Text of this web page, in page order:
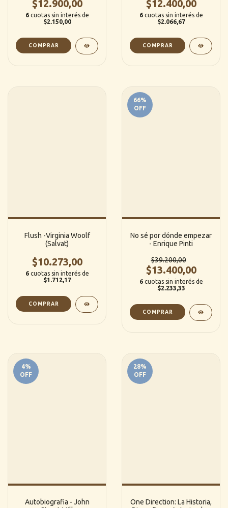
$12.900,00
6 cuotas sin interés de
$2.150,00
$12.400,00
6 cuotas sin interés de
$2.066,67
Flush -Virginia Woolf
(Salvat)
$10.273,00
6 cuotas sin interés de
$1.712,17
66%
OFF
No sé por dónde empezar
- Enrique Pinti
$39.200,00
$13.400,00
6 cuotas sin interés de
$2.233,33
4%
OFF
Autobiografia - John
28%
OFF
One Direction: La Historia,